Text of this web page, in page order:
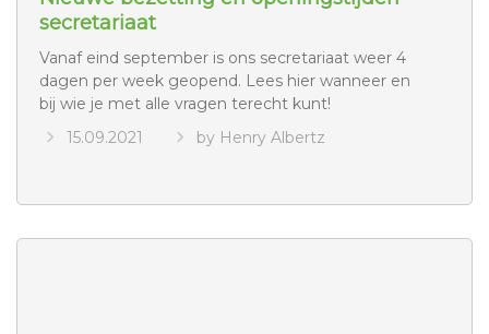
secretariaat
Vanaf eind september is ons secretariaat weer 4
dagen per week geopend. Lees hier wanneer en
bij wie je met alle vragen terecht kunt!
15.09.2021
by Henry Albertz